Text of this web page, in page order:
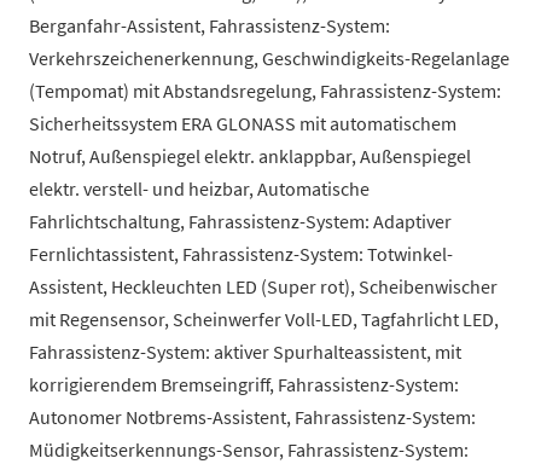
Berganfahr-Assistent, Fahrassistenz-System:
Verkehrszeichenerkennung, Geschwindigkeits-Regelanlage
(Tempomat) mit Abstandsregelung, Fahrassistenz-System:
Sicherheitssystem ERA GLONASS mit automatischem
Notruf, Außenspiegel elektr. anklappbar, Außenspiegel
elektr. verstell- und heizbar, Automatische
Fahrlichtschaltung, Fahrassistenz-System: Adaptiver
Fernlichtassistent, Fahrassistenz-System: Totwinkel-
Assistent, Heckleuchten LED (Super rot), Scheibenwischer
mit Regensensor, Scheinwerfer Voll-LED, Tagfahrlicht LED,
Fahrassistenz-System: aktiver Spurhalteassistent, mit
korrigierendem Bremseingriff, Fahrassistenz-System:
Autonomer Notbrems-Assistent, Fahrassistenz-System:
Müdigkeitserkennungs-Sensor, Fahrassistenz-System: